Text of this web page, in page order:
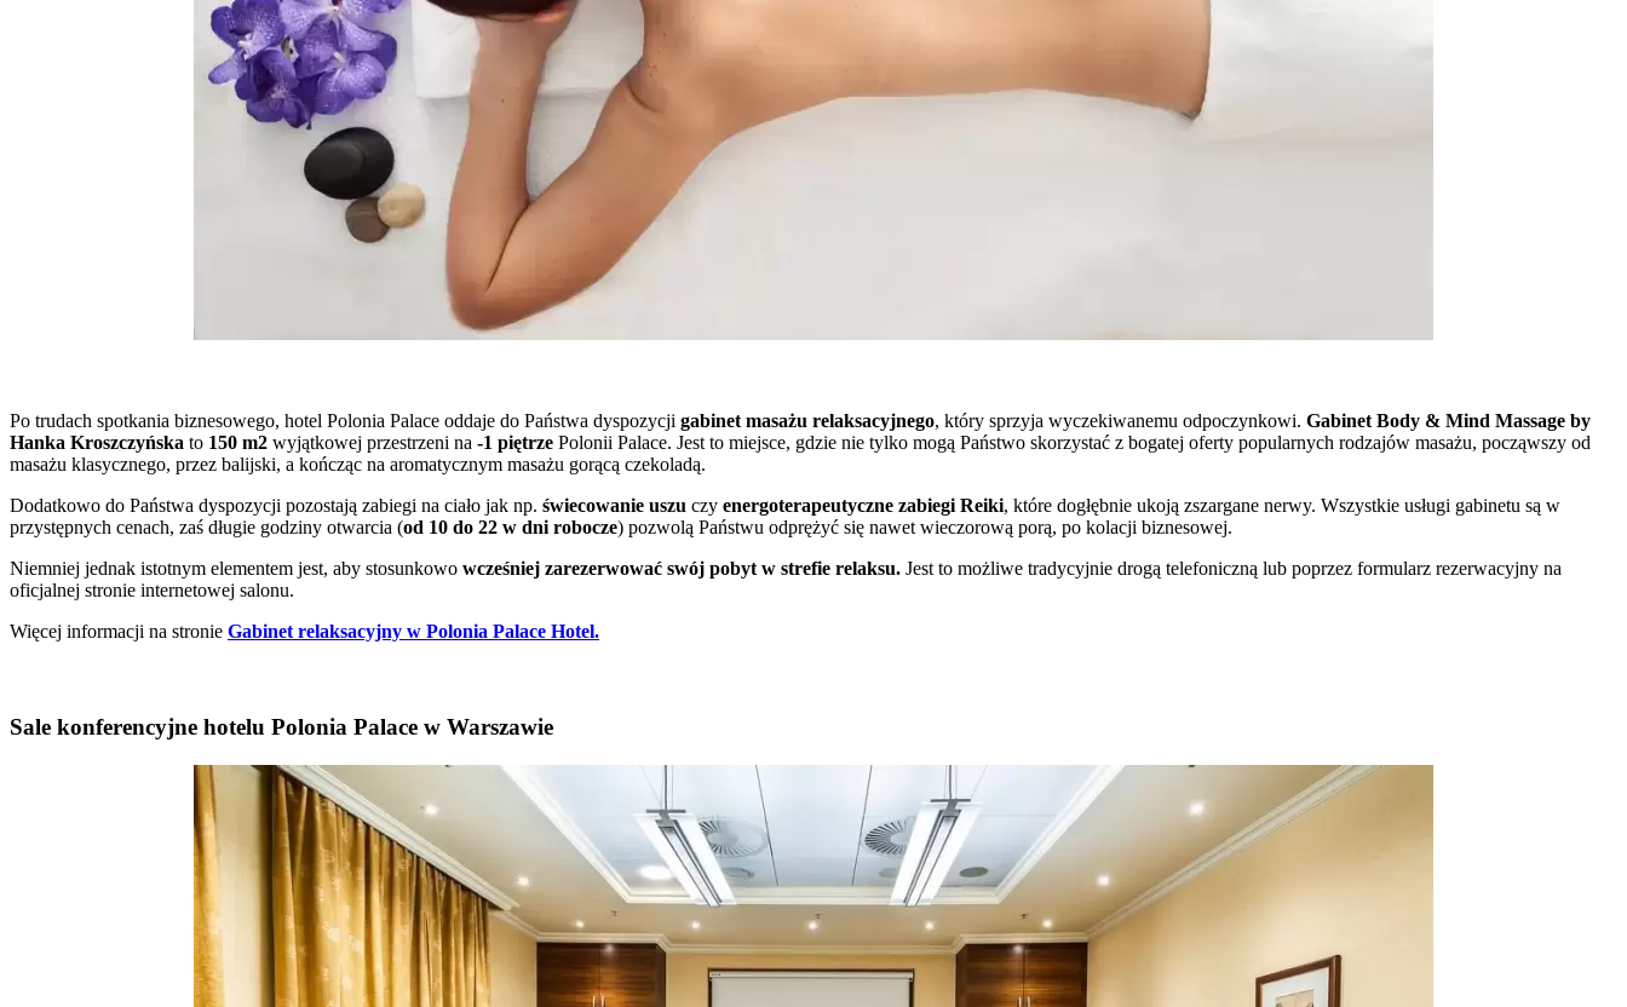
Po trudach spotkania biznesowego, hotel Polonia Palace oddaje do Państwa dyspozycji gabinet masażu relaksacyjnego, który sprzyja wyczekiwanemu odpoczynkowi. Gabinet Body & Mind Massage by
Hanka Kroszczyńska to 150 m2 wyjątkowej przestrzeni na -1 piętrze Polonii Palace. Jest to miejsce, gdzie nie tylko mogą Państwo skorzystać z bogatej oferty popularnych rodzajów masażu, począwszy od
masażu klasycznego, przez balijski, a kończąc na aromatycznym masażu gorącą czekoladą.
Dodatkowo do Państwa dyspozycji pozostają zabiegi na ciało jak np. świecowanie uszu czy energoterapeutyczne zabiegi Reiki, które dogłębnie ukoją zszargane nerwy. Wszystkie usługi gabinetu są w
przystępnych cenach, zaś długie godziny otwarcia (od 10 do 22 w dni robocze) pozwolą Państwu odprężyć się nawet wieczorową porą, po kolacji biznesowej.
Niemniej jednak istotnym elementem jest, aby stosunkowo wcześniej zarezerwować swój pobyt w strefie relaksu. Jest to możliwe tradycyjnie drogą telefoniczną lub poprzez formularz rezerwacyjny na
oficjalnej stronie internetowej salonu.
Więcej informacji na stronie Gabinet relaksacyjny w Polonia Palace Hotel.
Sale konferencyjne hotelu Polonia Palace w Warszawie